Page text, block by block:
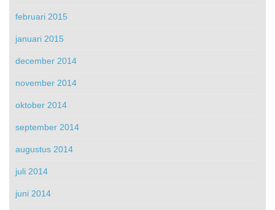
februari 2015
januari 2015
december 2014
november 2014
oktober 2014
september 2014
augustus 2014
juli 2014
juni 2014